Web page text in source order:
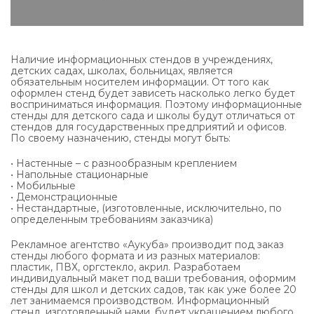
Наличие информационных стендов в учреждениях,
детских садах, школах, больницах, является
обязательным носителем информации. От того как
оформлен стенд будет зависеть насколько легко будет
восприниматься информация. Поэтому информационные
стенды для детского сада и школы будут отличаться от
стендов для государственных предприятий и офисов.
По своему назначению, стенды могут быть:
• Настенные – с разнообразным креплением
• Напольные стационарные
• Мобильные
• Демонстрационные
• Нестандартные, (изготовленные, исключительно, по
определенным требованиям заказчика)
Рекламное агентство «Аукуба» производит под заказ
стенды любого формата и из разных материалов:
пластик, ПВХ, оргстекло, акрил. Разработаем
индивидуальный макет под ваши требования, оформим
стенды для школ и детских садов, так как уже более 20
лет занимаемся производством. Информационный